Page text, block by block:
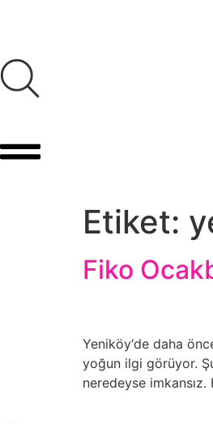
Etiket:
Fiko
Yeniköy‘de daha
yoğun ilgi görüyor.
neredeyse